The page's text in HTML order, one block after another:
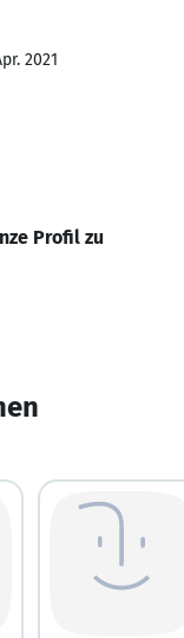
2021
Profil zu